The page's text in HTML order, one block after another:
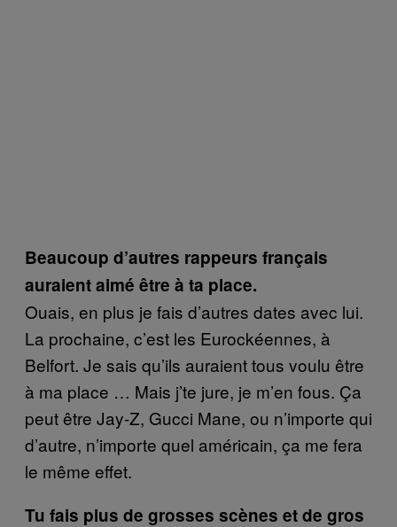
Beaucoup d’autres rappeurs français
auraient aimé être à ta place.
Ouais, en plus je fais d’autres dates avec lui.
La prochaine, c’est les Eurockéennes, à
Belfort. Je sais qu’ils auraient tous voulu être
à ma place … Mais j’te jure, je m’en fous. Ça
peut être Jay-Z, Gucci Mane, ou n’importe qui
d’autre, n’importe quel américain, ça me fera
le même effet.
Tu fais plus de grosses scènes et de gros